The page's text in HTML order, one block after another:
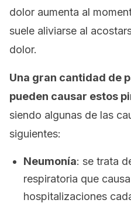
dolor aumenta al
suele aliviarse al
dolor.
Una gran cantidad de
pueden causar estos
siendo algunas de las
siguientes:
Neumonía: se trata
respiratoria que
hospitalizaciones